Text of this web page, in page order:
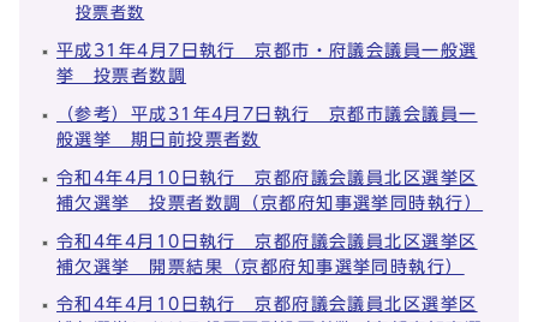
投票者数
平成31年4月7日執行 京都市・府議会議員一般選
挙 投票者数調
（参考）平成31年4月7日執行 京都市議会議員一
般選挙 期日前投票者数
令和4年4月10日執行 京都府議会議員北区選挙区
補欠選挙 投票者数調（京都府知事選挙同時執行）
令和4年4月10日執行 京都府議会議員北区選挙区
補欠選挙 開票結果（京都府知事選挙同時執行）
令和4年4月10日執行 京都府議会議員北区選挙区